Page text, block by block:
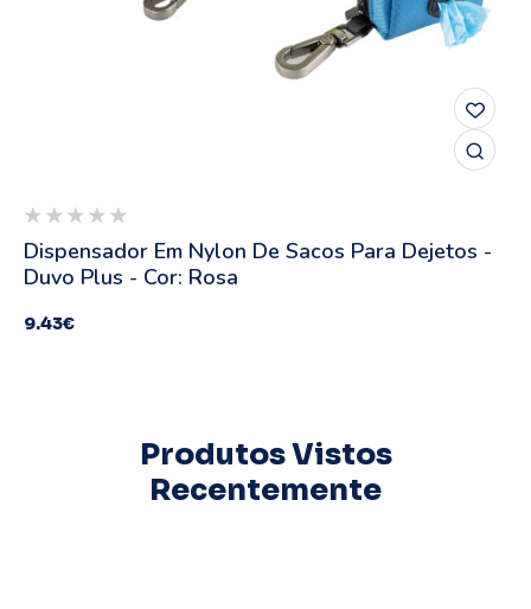
Dispensador Em Nylon De Sacos Para Dejetos -
Duvo Plus - Cor: Rosa
9.43€
Produtos Vistos
Recentemente